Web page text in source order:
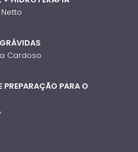
Cardoso
PARA O